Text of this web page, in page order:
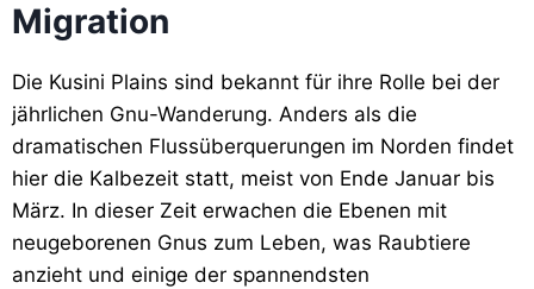
Migration
Die Kusini Plains sind bekannt für ihre Rolle bei der
jährlichen Gnu-Wanderung. Anders als die
dramatischen Flussüberquerungen im Norden findet
hier die Kalbezeit statt, meist von Ende Januar bis
März. In dieser Zeit erwachen die Ebenen mit
neugeborenen Gnus zum Leben, was Raubtiere
anzieht und einige der spannendsten